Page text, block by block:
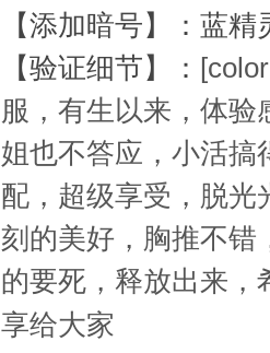
【添加暗号】：蓝精
【验证细节】：
服，有生以来，体
姐也不答应，小活搞
配，超级享受，脱光
刻的美好，胸推不错
的要死，释放出来，
享给大家